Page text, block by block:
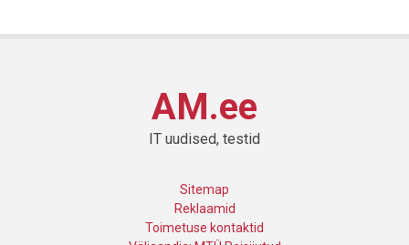
AM.ee
IT uudised, testid
Sitemap
Reklaamid
Toimetuse kontaktid